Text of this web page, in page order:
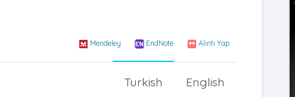
Mendeley EndNote Alıntı Yap
English
Turkish